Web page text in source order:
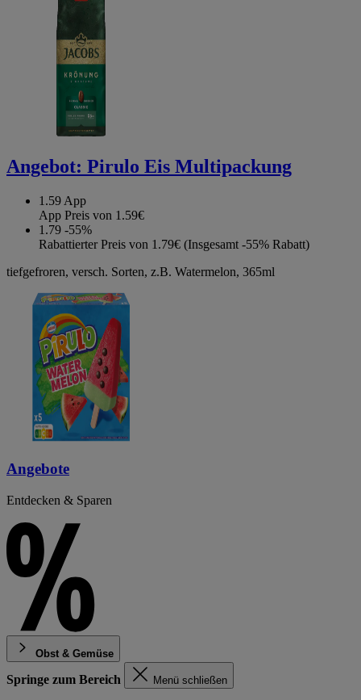
Angebot: Pirulo Eis Multipackung
1.59 App
App Preis von 1.59€
1.79 -55%
Rabattierter Preis von 1.79€ (Insgesamt -55% Rabatt)
tiefgefroren, versch. Sorten, z.B. Watermelon, 365ml
Angebote
Entdecken & Sparen
Obst & Gemüse
Springe zum Bereich Menü schließen